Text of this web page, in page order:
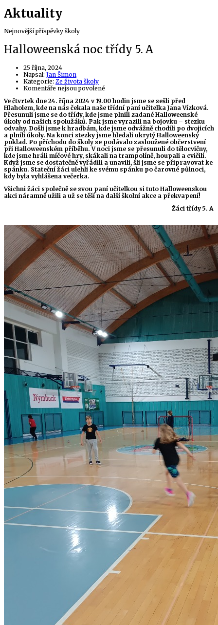
Aktuality
Nejnovější příspěvky školy
Halloweenská noc třídy 5. A
25 října, 2024
Napsal: Author
Jan Šimon
Kategorie: Ze života školy
Komentáře nejsou povolené
s
názvem
Halloweenská
noc
třídy
5.
A
Ve čtvrtek dne 24. října 2024 v 19.00 hodin jsme se sešli před
Hlaholem, kde na nás čekala naše třídní paní učitelka Jana Vízková.
Přesunuli jsme se do třídy, kde jsme plnili zadané Halloweenské
úkoly od našich spolužáků. Pak jsme vyrazili na bojovku – stezku
odvahy. Došli jsme k hradbám, kde jsme odvážně chodili po dvojicích
a plnili úkoly. Na konci stezky jsme hledali ukrytý Halloweenský
poklad. Po příchodu do školy se podávalo zasloužené občerstvení
při Halloweenském příběhu. V noci jsme se přesunuli do tělocvičny,
kde jsme hráli míčové hry, skákali na trampolíně, houpali a cvičili.
Když jsme se dostatečně vyřádili a unavili, šli jsme se připravovat ke
spánku. Stateční žáci ulehli ke svému spánku po čarovné půlnoci,
kdy byla vyhlášena večerka.
Všichni žáci společně se svou paní učitelkou si tuto Halloweenskou
akci náramně užili a už se těší na další školní akce a překvapení!
Žáci třídy 5. A